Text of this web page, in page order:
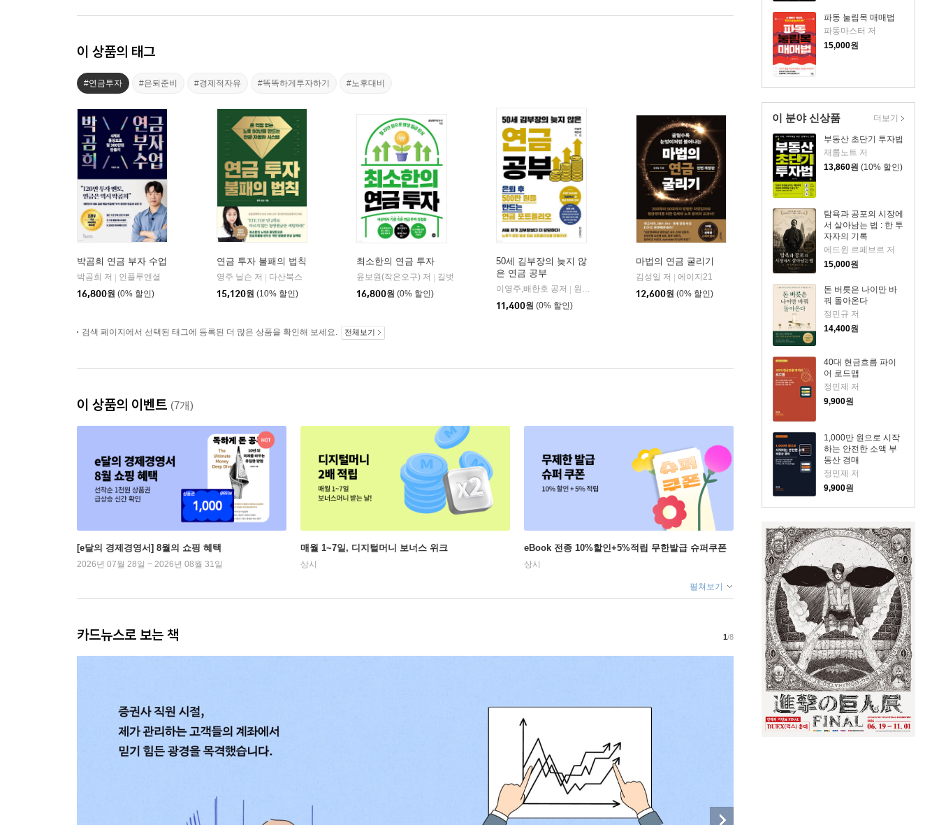
파동 눌림목 매매법
파동마스터 저
15,000원
이 분야 신상품
부동산 초단기 투자법
재롬노트 저
13,860원 (10% 할인)
탐욕과 공포의 시장에
서 살아남는 법 : 한 투
자자의 기록
에드윈 르페브르 저
15,000원
돈 버릇은 나이만 바
꿔 돌아온다
정민규 저
14,400원
40대 현금흐름 파이
어 로드맵
정민제 저
9,900원
1,000만 원으로 시작
하는 안전한 소액 부
동산 경매
정민제 저
9,900원
더보기
이 상품의 태그
#연금투자 #은퇴준비 #경제적자유 #똑똑하게투자하기 #노후대비
박곰희 연금 부자 수업
박곰희 저 | 인플루엔셜
16,800원 (0% 할인)
연금 투자 불패의 법칙
영주 닐슨 저 | 다산북스
15,120원 (10% 할인)
최소한의 연금 투자
윤보원(작은오구) 저 | 길벗
16,800원 (0% 할인)
50세 김부장의 늦지 않
은 연금 공부
이영주,배한호 공저 | 원앤원북스
11,400원 (0% 할인)
마법의 연금 굴리기
김성일 저 | 에이지21
12,600원 (0% 할인)
검색 페이지에서 선택된 태그에 등록된 더 많은 상품을 확인해 보세요. 전체보기
이 상품의 이벤트 (7개)
[e달의 경제경영서] 8월의 쇼핑 혜택
2026년 07월 28일 ~ 2026년 08월 31일
매월 1~7일, 디지털머니 보너스 위크
상시
eBook 전종 10%할인+5%적립 무한발급 슈퍼쿠폰
상시
펼쳐보기
카드뉴스로 보는 책 1/8